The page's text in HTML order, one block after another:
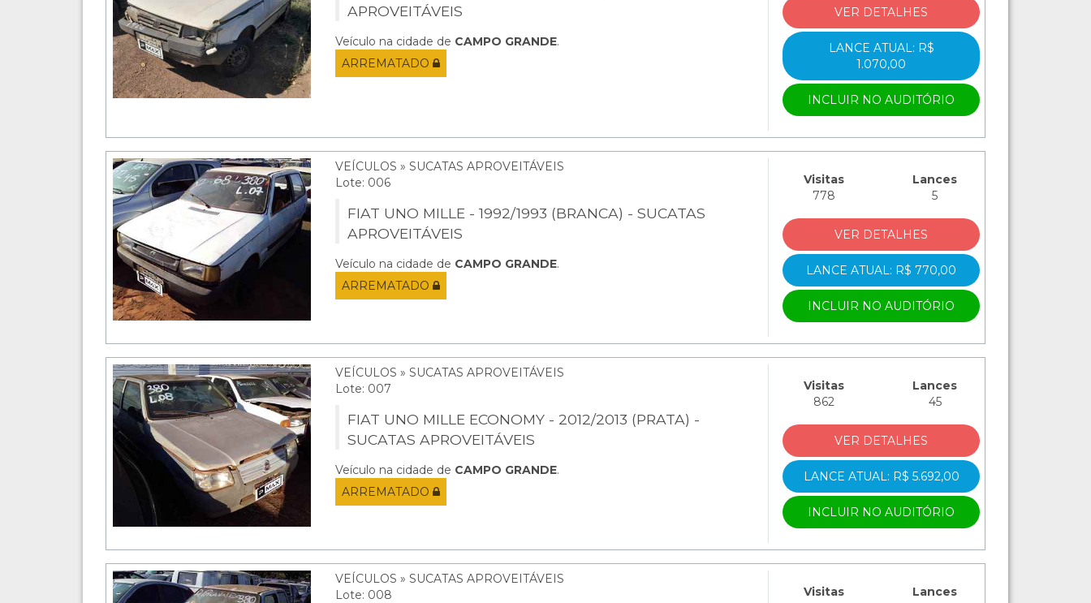
APROVEITÁVEIS
Veículo na cidade de CAMPO GRANDE.
ARREMATADO
VER DETALHES
LANCE ATUAL: R$
1.070,00
INCLUIR NO AUDITÓRIO
VEÍCULOS » SUCATAS APROVEITÁVEIS
Lote: 006
FIAT UNO MILLE - 1992/1993 (BRANCA) - SUCATAS
APROVEITÁVEIS
Veículo na cidade de CAMPO GRANDE.
ARREMATADO
Visitas
778
Lances
5
VER DETALHES
LANCE ATUAL: R$ 770,00
INCLUIR NO AUDITÓRIO
VEÍCULOS » SUCATAS APROVEITÁVEIS
Lote: 007
FIAT UNO MILLE ECONOMY - 2012/2013 (PRATA) -
SUCATAS APROVEITÁVEIS
Veículo na cidade de CAMPO GRANDE.
ARREMATADO
Visitas
862
Lances
45
VER DETALHES
LANCE ATUAL: R$ 5.692,00
INCLUIR NO AUDITÓRIO
VEÍCULOS » SUCATAS APROVEITÁVEIS
Lote: 008
Visitas
Lances